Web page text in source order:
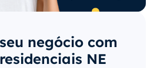
negócio com
NE